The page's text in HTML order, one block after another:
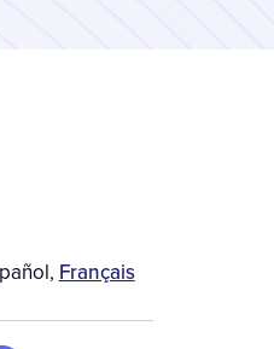
, Français